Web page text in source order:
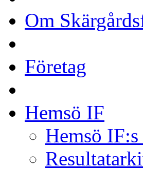
Om
Företag
Hemsö IF
Hemsö